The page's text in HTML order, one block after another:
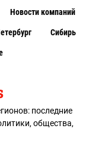
последние
общества,
Новости компаний
Сибирь